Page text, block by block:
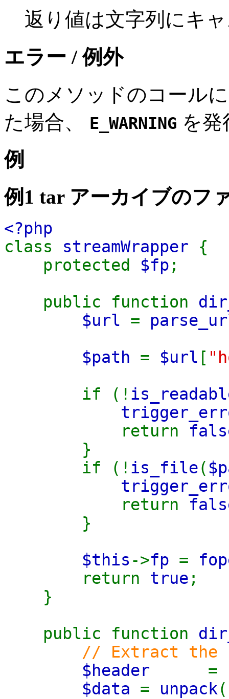
返り値は文字列にキ
エラー / 例外
このメソッドのコール
た場合、
E_WARNING を発
例
例1 tar アーカイブのフ
<?php
class streamWrapper {
protected $fp ;
public function
$url =
$path = $url [
if (!
return
}
if (! is_file(
return
}
$this ->fp =
return true ;
}
public function
// Extract the
$header =
$data = unpack(